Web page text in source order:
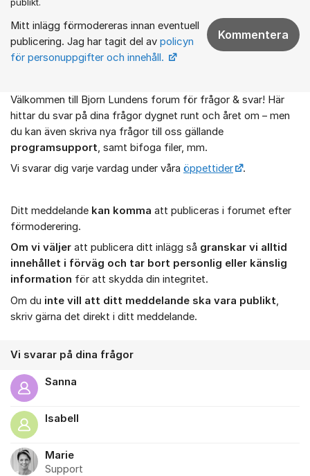
Mitt inlägg förmodereras innan eventuell
publicering. Jag har tagit del av policyn
för personuppgifter och innehåll.
Kommentera
Om forumet
Välkommen till Bjorn Lundens forum för frågor & svar! Här
hittar du svar på dina frågor dygnet runt och året om – men
du kan även skriva nya frågor till oss gällande
programsupport , samt bifoga filer, mm.
Vi svarar dig varje vardag under våra öppettider .
Ditt meddelande kan komma att publiceras i forumet efter
förmoderering.
Om vi väljer att publicera ditt inlägg så granskar vi alltid
innehållet i förväg och tar bort personlig eller känslig
information för att skydda din integritet.
Om du inte vill att ditt meddelande ska vara publikt,
skriv gärna det direkt i ditt meddelande.
Vi svarar på dina frågor
Sanna
Isabell
Marie
Support